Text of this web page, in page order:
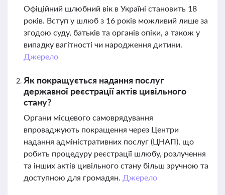
Офіційний шлюбний вік в Україні становить 18
років. Вступ у шлюб з 16 років можливий лише за
згодою суду, батьків та органів опіки, а також у
випадку вагітності чи народження дитини.
Джерело
Як покращується надання послуг
державної реєстрації актів цивільного
стану?
Органи місцевого самоврядування
впроваджують покращення через Центри
надання адміністративних послуг (ЦНАП), що
робить процедуру реєстрації шлюбу, розлучення
та інших актів цивільного стану більш зручною та
доступною для громадян. Джерело